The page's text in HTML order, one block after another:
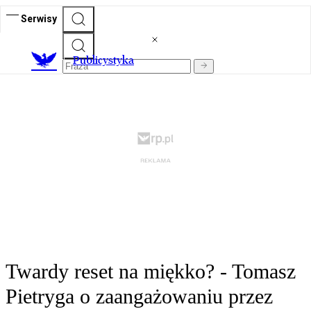
Serwisy
Publicystyka
Twardy reset na miękko? - Tomasz
Pietryga o zaangażowaniu przez